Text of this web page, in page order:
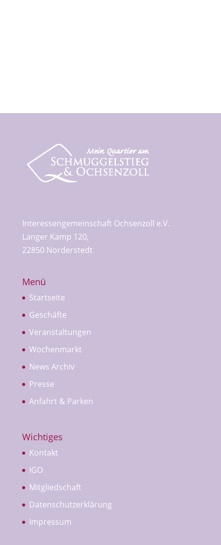
Interessengemeinschaft Ochsenzoll e.V.
Langer Kamp 120,
22850 Norderstedt
Menü
Startseite
Geschäfte
Veranstaltungen
Wochenmarkt
News Archiv
Presse
Anfahrt & Parken
Wichtiges
Kontakt
IGO
Mitgliedschaft
Datenschutzerklärung
Impressum